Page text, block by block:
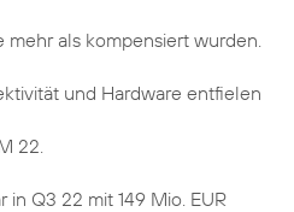
mehr als kompensiert wurden.
und Hardware entfielen
22.
Q3 22 mit 149 Mio. EUR